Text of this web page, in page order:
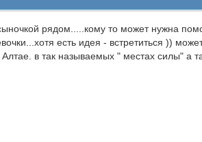
рядом.....кому то может нужна
есть идея - встретиться ))
в так называемых " местах силы" а